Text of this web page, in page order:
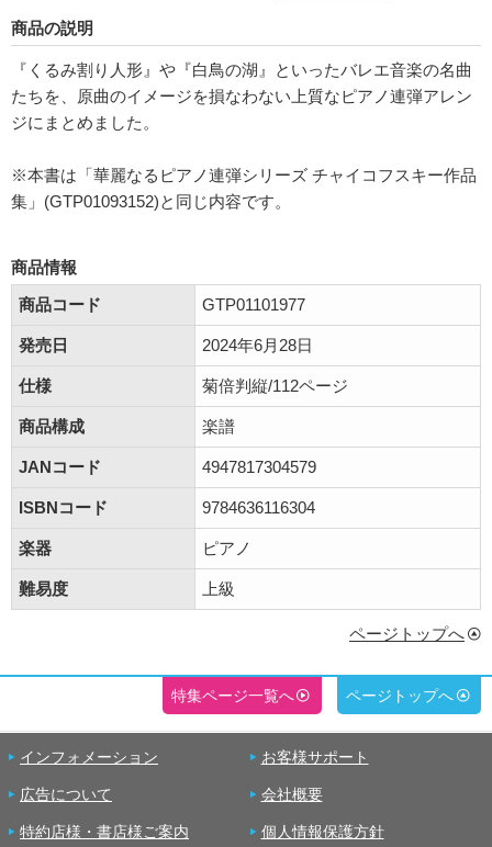
商品の説明
『くるみ割り人形』や『白鳥の湖』といったバレエ音楽の名曲
たちを、原曲のイメージを損なわない上質なピアノ連弾アレン
ジにまとめました。
※本書は「華麗なるピアノ連弾シリーズ チャイコフスキー作品
集」(GTP01093152)と同じ内容です。
商品情報
商品コード
GTP01101977
発売日 2024年6月28日
仕様 菊倍判縦/112ページ
商品構成 楽譜
JANコード 4947817304579
ISBNコード 9784636116304
楽器 ピアノ
難易度 上級
ページトップへ
特集ページ一覧へ ページトップへ
インフォメーション お客様サポート
広告について 会社概要
特約店様・書店様ご案内 個人情報保護方針